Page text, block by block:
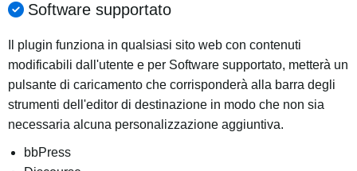
Software supportato
Il plugin funziona in qualsiasi sito web con contenuti
modificabili dall'utente e per Software supportato, metterà un
pulsante di caricamento che corrisponderà alla barra degli
strumenti dell'editor di destinazione in modo che non sia
necessaria alcuna personalizzazione aggiuntiva.
bbPress